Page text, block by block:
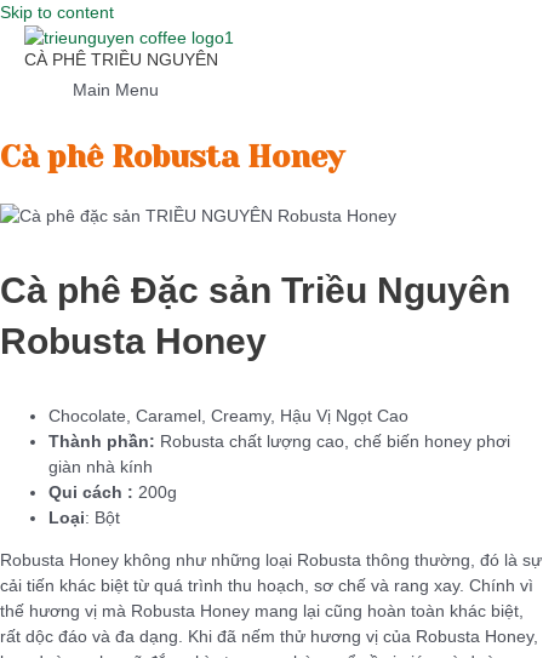
Skip to content
CÀ PHÊ TRIỀU NGUYÊN
Main Menu
Cà phê Robusta Honey
Cà phê Đặc sản Triều Nguyên
Robusta Honey
Chocolate, Caramel, Creamy, Hậu Vị Ngọt Cao
Thành phần: Robusta chất lượng cao, chế biến honey phơi
giàn nhà kính
Qui cách : 200g
Loại: Bột
Robusta Honey không như những loại Robusta thông thường, đó là sự
cải tiến khác biệt từ quá trình thu hoạch, sơ chế và rang xay. Chính vì
thế hương vị mà Robusta Honey mang lại cũng hoàn toàn khác biệt,
rất dộc đáo và đa dạng. Khi đã nếm thử hương vị của Robusta Honey,